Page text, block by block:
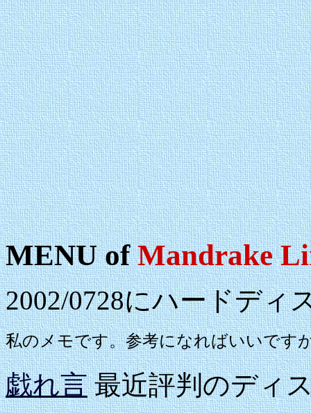
MENU ofMandrake
2002/0728にハードディ
私のメモです。参考になればいいです
戯れ言最近評判のディ